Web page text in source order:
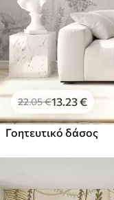
22.05€13 .23€
Γοητευτικό δάσος